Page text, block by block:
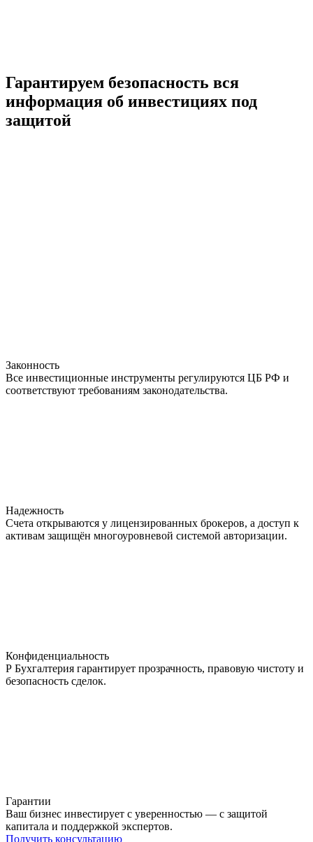
Гарантируем безопасность вся
информация об инвестициях под
защитой
Законность
Все инвестиционные инструменты регулируются ЦБ РФ и
соответствуют требованиям законодательства.
Надежность
Счета открываются у лицензированных брокеров, а доступ к
активам защищён многоуровневой системой авторизации.
Конфиденциальность
Р Бухгалтерия гарантирует прозрачность, правовую чистоту и
безопасность сделок.
Гарантии
Ваш бизнес инвестирует с уверенностью — с защитой
капитала и поддержкой экспертов.
Получить консультацию